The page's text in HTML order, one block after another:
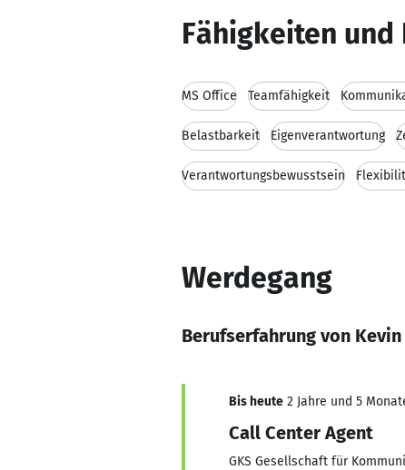
Fähigkeiten und
MS Office Teamfähigkeit
Belastbarkeit Eigenverantwortung
Verantwortungsbewusstsein
Werdegang
Berufserfahrung von
Bis heute 2 Jahre und 5
Call Center Agent
GKS Gesellschaft für